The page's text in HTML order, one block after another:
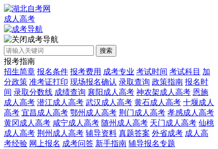
成人高考
成考导航
搜索
报考指南
招生简章 报名条件 报考费用 成考专业 考试时间 考试科目 加
分政策 准考证打印 现场报名确认 录取查询 政策指南 报名时
间 录取分数线 成绩查询 襄阳成人高考 神农架成人高考 恩施
成人高考 潜江成人高考 武汉成人高考 黄石成人高考 十堰成人
高考 宜昌成人高考 鄂州成人高考 荆门成人高考 孝感成人高考
黄冈成人高考 咸宁成人高考 随州成人高考 天门成人高考 仙桃
成人高考 荆州成人高考 辅导资料 真题答案 外省成考 成人高
考经验 网上报名 成考问答 新手指南 辅导报名专题